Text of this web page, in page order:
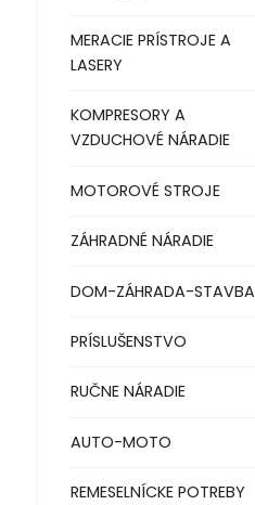
MERACIE PRÍSTROJE A
LASERY
KOMPRESORY A
VZDUCHOVÉ NÁRADIE
MOTOROVÉ STROJE
ZÁHRADNÉ NÁRADIE
DOM-ZÁHRADA-STAVBA
PRÍSLUŠENSTVO
RUČNE NÁRADIE
AUTO-MOTO
REMESELNÍCKE POTREBY